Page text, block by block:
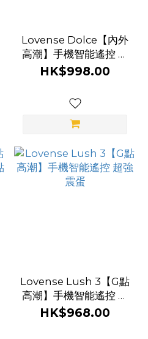
Lovense Dolce【內外
高潮】手機智能遙控 雙
摩打超強震蛋
HK$998.00
Lovense Lush 3【G點
高潮】手機智能遙控 超
強震蛋
HK$968.00